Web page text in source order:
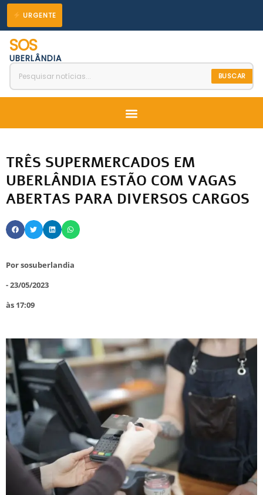
para
conteúdo
URGENTE
SOS
UBERLÂNDIA
BUSCAR
Menu
TRÊS SUPERMERCADOS EM
UBERLÂNDIA ESTÃO COM VAGAS
ABERTAS PARA DIVERSOS CARGOS
Porsosuberlandia
-23/05/2023
às 17:09